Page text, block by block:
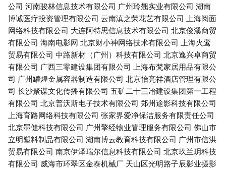
公司 河南骏林信息技术有限公司 广州玲翘实业有限公司 湖南
博诚医疗投资管理有限公司 云南滇之荣花艺有限公司 上海阅面
网络科技有限公司 大连阿特思信息技术有限公司 北京俊溪商贸
有限公司 海南电影网 北京财小神网络技术有限公司 上海火鸾
贸易有限公司 中路新材（广州）科技有限公司 北京逸兴卓商贸
有限公司 广西三零建设集团有限公司 上海布梵家居用品有限公
司 广州罐煌金属容器制造有限公司 北京怡亮祥酒店管理有限公
司 长沙聚谋文化传播有限公司 五矿二十三冶建设集团第一工程
有限公司 北京普沃斯电子技术有限公司 郑州途影科技有限公司
上海育路网络科技有限公司 张家界爱净保洁服务有限责任公司
北京墨健科技有限公司 广州擎经物业管理服务有限公司 佛山市
立明塑料制品有限公司 湖南博云教育科技有限公司 广州市信洪
贸易有限公司 南京伊泽瑞尔信息科技有限公司 北京玖兰玥科技
有限公司 威海市环翠区金泰机械厂 天山区光明路子辰影业摄影